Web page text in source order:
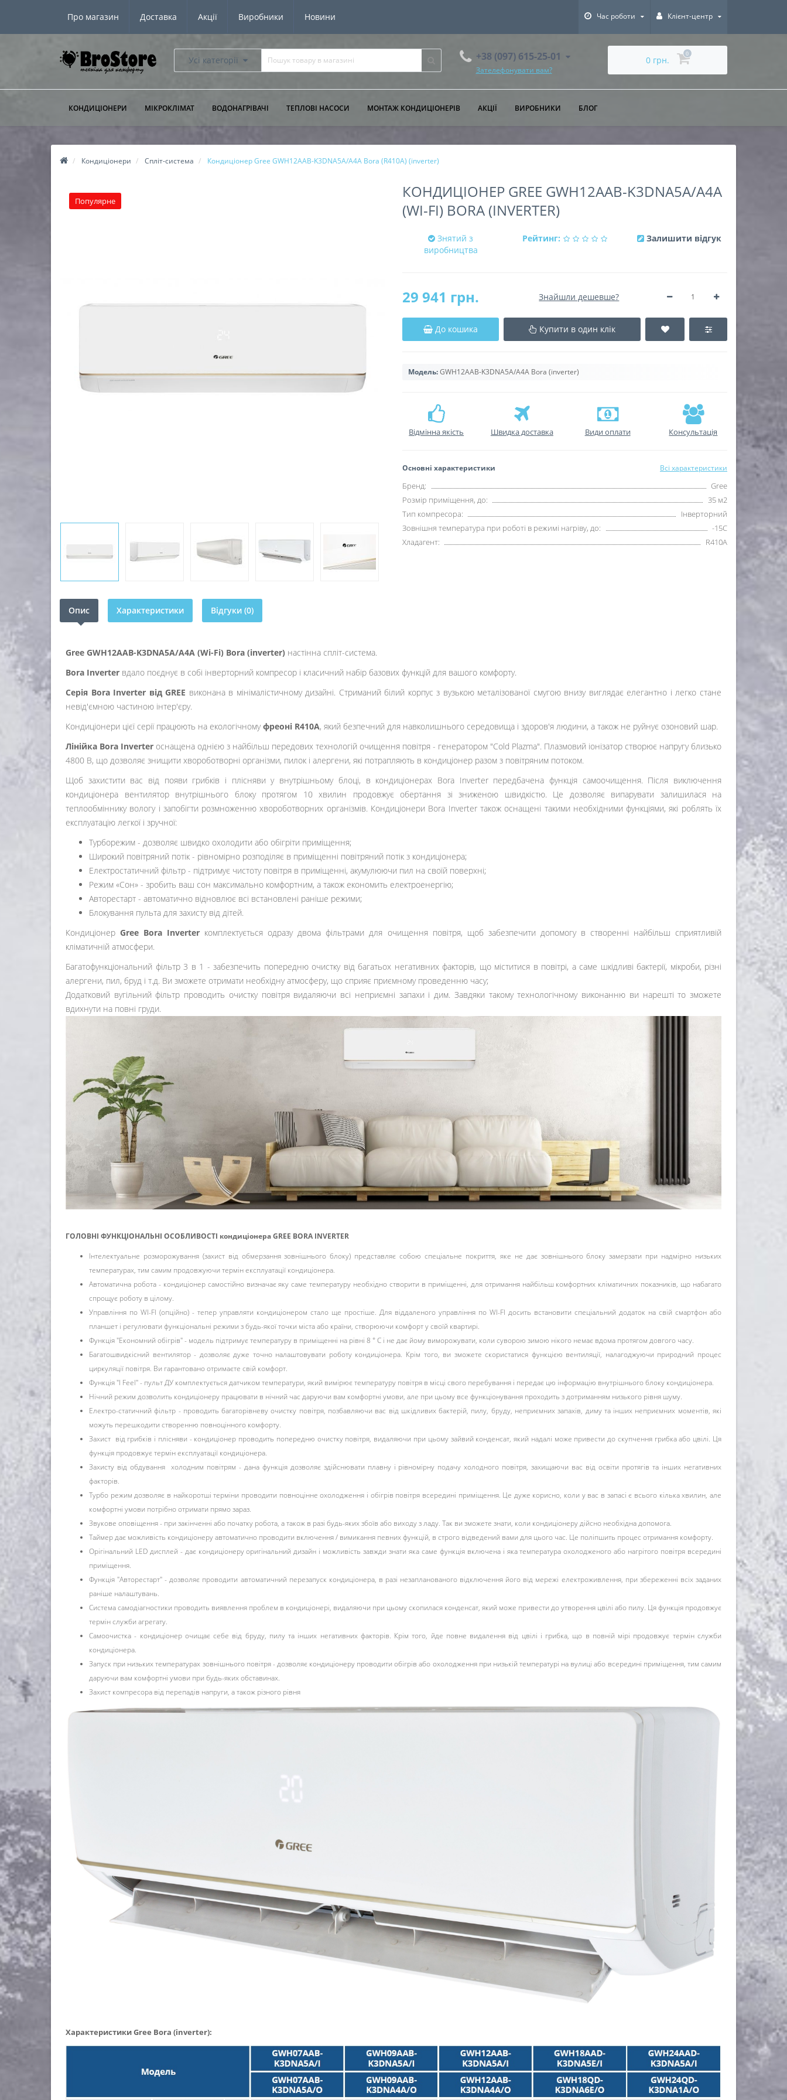
Про магазин Доставка Акції Виробники Новини Час роботи Клієнт-центр
Усі категорії +38 (097) 615-25-01
Зателефонувати вам?
0 грн.
0
КОНДИЦІОНЕРИ МІКРОКЛІМАТ ВОДОНАГРІВАЧІ ТЕПЛОВІ НАСОСИ МОНТАЖ КОНДИЦІОНЕРІВ АКЦІЇ ВИРОБНИКИ БЛОГ
Кондиціонери Спліт-система Кондиціонер Gree GWH12AAB-K3DNA5A/A4A Bora (R410A) (inverter)
Популярне
КОНДИЦІОНЕР GREE GWH12AAB-K3DNA5A/A4A
(WI-FI) BORA (INVERTER)
Знятий з
виробництва
Рейтинг: Залишити відгук
29 941 грн. Знайшли дешевше?
До кошика Купити в один клік
Модель:GWH12AAB-K3DNA5A/A4A Bora (inverter)
Відмінна якість Швидка доставка Види оплати Консультація
Основні характеристики Всі характеристики
Бренд:
Gree
Розмір приміщення, до:
35 м2
Тип компресора:
Інверторний
Зовнішня температура при роботі в режимі нагріву, до:
-15С
Хладагент:
R410А
Опис Характеристики Відгуки (0)
Gree GWH12AAB-K3DNA5A/A4A (Wi-Fi) Bora (inverter) настінна спліт-система.
Bora Inverter вдало поєднує в собі інверторний компресор і класичний набір базових функцій для вашого комфорту.
Серія Bora Inverter від GREE виконана в мінімалістичному дизайні. Стриманий білий корпус з вузькою металізованої смугою внизу виглядає елегантно і легко стане
невід'ємною частиною інтер'єру.
Кондиціонери цієї серії працюють на екологічномуфреоні R410A, який безпечний для навколишнього середовища і здоров'я людини, а також не руйнує озоновий шар.
Лінійка Bora Inverter оснащена однією з найбільш передових технологій очищення повітря - генератором "Cold Plazma". Плазмовий іонізатор створює напругу близько
4800 В, що дозволяє знищити хвороботворні організми, пилок і алергени, які потрапляють в кондиціонер разом з повітряним потоком.
Щоб захистити вас від появи грибків і плісняви у внутрішньому блоці, в кондиціонерах Bora Inverter передбачена функція самоочищення. Після виключення
кондиціонера вентилятор внутрішнього блоку протягом 10 хвилин продовжує обертання зі зниженою швидкістю. Це дозволяє випарувати залишилася на
теплообміннику вологу і запобігти розмноженню хвороботворних організмів. Кондиціонери Bora Inverter також оснащені такими необхідними функціями, які роблять їх
експлуатацію легкої і зручної:
Турборежим - дозволяє швидко охолодити або обігріти приміщення;
Широкий повітряний потік - рівномірно розподіляє в приміщенні повітряний потік з кондиціонера;
Електростатичний фільтр - підтримує чистоту повітря в приміщенні, акумулюючи пил на своїй поверхні;
Режим «Сон» - зробить ваш сон максимально комфортним, а також економить електроенергію;
Авторестарт - автоматично відновлює всі встановлені раніше режими;
Блокування пульта для захисту від дітей.
КондиціонерGree Bora Inverter комплектується одразу двома фільтрами для очищення повітря, щоб забезпечити допомогу в створенні найбільш сприятливій
кліматичній атмосфери.
Багатофункціональний фільтр 3 в 1 - забезпечить попередню очистку від багатьох негативних факторів, що міститися в повітрі, а саме шкідливі бактерії, мікроби, різні
алергени, пил, бруд і т.д. Ви зможете отримати необхідну атмосферу, що сприяє приємному проведенню часу;
Додатковий вугільний фільтр проводить очистку повітря видаляючи всі неприємні запахи і дим. Завдяки такому технологічному виконанню ви нарешті то зможете
вдихнути на повні груди.
ГОЛОВНІ ФУНКЦІОНАЛЬНІ ОСОБЛИВОСТІ кондиціонера GREE BORA INVERTER
Інтелектуальне розморожування (захист від обмерзання зовнішнього блоку) представляє собою спеціальне покриття, яке не дає зовнішнього блоку замерзати при надмірно низьких
температурах, тим самим продовжуючи термін експлуатації кондиціонера.
Автоматична робота - кондиціонер самостійно визначає яку саме температуру необхідно створити в приміщенні, для отримання найбільш комфортних кліматичних показників, що набагато
спрощує роботу в цілому.
Управління по WI-FI (опційно) - тепер управляти кондиціонером стало ще простіше. Для віддаленого управління по WI-FI досить встановити спеціальний додаток на свій смартфон або
планшет і регулювати функціональні режими з будь-якої точки міста або країни, створюючи комфорт у своїй квартирі.
Функція "Економний обігрів" - модель підтримує температуру в приміщенні на рівні 8 ° С і не дає йому виморожувати, коли суворою зимою нікого немає вдома протягом довгого часу.
Багатошвидкісний вентилятор - дозволяє дуже точно налаштовувати роботу кондиціонера. Крім того, ви зможете скористатися функцією вентиляції, налагоджуючи природний процес
циркуляції повітря. Ви гарантовано отримаєте свій комфорт.
Функція "I Feel" - пульт ДУ комплектується датчиком температури, який вимірює температуру повітря в місці свого перебування і передає цю інформацію внутрішнього блоку кондиціонера.
Нічний режим дозволить кондиціонеру працювати в нічний час даруючи вам комфортні умови, але при цьому все функціонування проходить з дотриманням низького рівня шуму.
Електро-статичний фільтр - проводить багаторівневу очистку повітря, позбавляючи вас від шкідливих бактерій, пилу, бруду, неприємних запахів, диму та інших неприємних моментів, які
можуть перешкодити створенню повноцінного комфорту.
Захист від грибків і плісняви ​​- кондиціонер проводить попередню очистку повітря, видаляючи при цьому зайвий конденсат, який надалі може привести до скупчення грибка або цвілі. Ця
функція продовжує термін експлуатації кондиціонера.
Захисту від обдування холодним повітрям - дана функція дозволяє здійснювати плавну і рівномірну подачу холодного повітря, захищаючи вас від освіти протягів та інших негативних
факторів.
Турбо режим дозволяє в найкоротші терміни проводити повноцінне охолодження і обігрів повітря всередині приміщення. Це дуже корисно, коли у вас в запасі є всього кілька хвилин, але
комфортні умови потрібно отримати прямо зараз.
Звукове оповіщення - при закінченні або початку робота, а також в разі будь-яких збоїв або виходу з ладу. Так ви зможете знати, коли кондиціонеру дійсно необхідна допомога.
Таймер дає можливість кондиціонеру автоматично проводити включення / вимикання певних функцій, в строго відведений вами для цього час. Це поліпшить процес отримання комфорту.
Орігінальний LED дисплей - дає кондиціонеру оригінальний дизайн і можливість завжди знати яка саме функція включена і яка температура охолодженого або нагрітого повітря всередині
приміщення.
Функція "Авторестарт" - дозволяє проводити автоматичний перезапуск кондиціонера, в разі незапланованого відключення його від мережі електроживлення, при збереженні всіх заданих
раніше налаштувань.
Система самодіагностики проводить виявлення проблем в кондиціонері, видаляючи при цьому скопилася конденсат, який може привести до утворення цвілі або пилу. Ця функція продовжує
термін служби агрегату.
Самоочистка - кондиціонер очищає себе від бруду, пилу та інших негативних факторів. Крім того, йде повне видалення від цвілі і грибка, що в повній мірі продовжує термін служби
кондиціонера.
Запуск при низьких температурах зовнішнього повітря - дозволяє кондиціонеру проводити обігрів або охолодження при низькій температурі на вулиці або всередині приміщення, тим самим
даруючи вам комфортні умови при будь-яких обставинах.
Захист компресора від перепадів напруги, а також різного рівня
Характеристики Gree Bora (inverter):